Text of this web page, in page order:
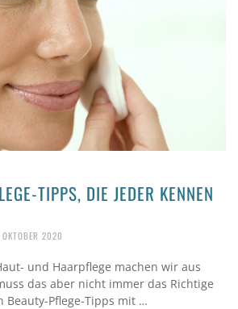
TIPPS, DIE JEDER KENNEN
2020
und Haarpflege machen wir aus
das aber nicht immer das Richtige
Beauty-Pflege-Tipps mit …